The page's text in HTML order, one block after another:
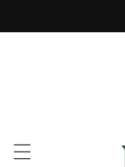
content